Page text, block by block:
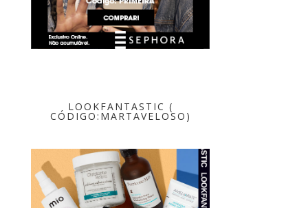
LOOKFANTASTIC (
CÓDIGO:MARTAVELOSO)